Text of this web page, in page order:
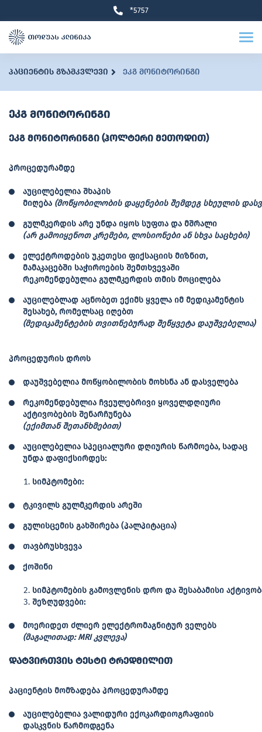
*5757
პაციენტის გზამკვლევი ეკგ მონიტორინგი
ეკგ მონიტორინგი
ეკგ მონიტორინგი (ჰოლტერი მეთოდით)
პროცედურამდე
აუცილებელია შხაპის
მიღება (მოწყობილობის დაყენების შემდეგ სხეულის
გულმკერდის არე უნდა იყოს სუფთა და მშრალი
(არ გამოიყენოთ კრემები, ლოსიონები ან სხვა საცხები)
ელექტროდების უკეთესი ფიქსაციის მიზნით,
მამაკაცებში საჭიროების შემთხვევაში
რეკომენდებულია გულმკერდის თმის მოცილება
აუცილებლად აცნობეთ ექიმს ყველა იმ მედიკამენტის
შესახებ, რომელსაც იღებთ
(მედიკამენტების თვითნებურად შეწყვეტა დაუშვებელია)
პროცედურის დროს
დაუშვებელია მოწყობილობის მოხსნა ან დასველება
რეკომენდებულია ჩვეულებრივი ყოველდღიური
აქტივობების შენარჩუნება
(ექიმთან შეთანხმებით)
აუცილებელია სპეციალური დღიურის წარმოება, სადაც
უნდა დაფიქსირდეს:
სიმპტომები:
ტკივილს გულმკერდის არეში
გულისცემის გახშირება (პალპიტაცია)
თავბრუსხვევა
ქოშინი
სიმპტომების გამოვლენის დრო და შესაბამისი
შეზღუდვები:
მოერიდეთ ძლიერ ელექტრომაგნიტურ ველებს
(მაგალითად: MRIკვლევა)
დატვირთვის ტესტი ტრედმილით
პაციენტის მომზადება პროცედურამდე
აუცილებელია ვალიდური ექოკარდიოგრაფიის
დასკვნის წარმოდგენა